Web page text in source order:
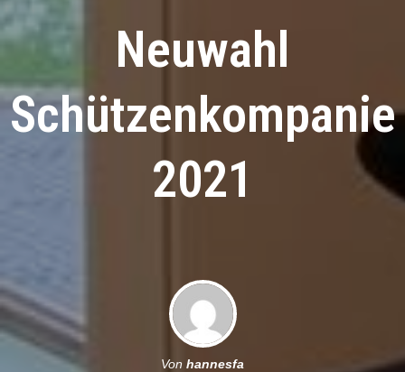
Neuwahl
Schützenkompanie
2021
Von hannesfa